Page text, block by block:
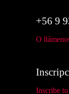
+56 9
O
Inscribe